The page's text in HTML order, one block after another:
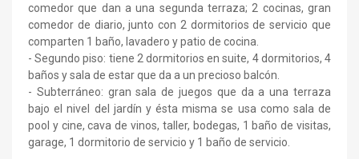
comedor que dan a una segunda terraza; 2 cocinas, gran
comedor de diario, junto con 2 dormitorios de servicio que
comparten 1 baño, lavadero y patio de cocina.
- Segundo piso: tiene 2 dormitorios en suite, 4 dormitorios, 4
baños y sala de estar que da a un precioso balcón.
- Subterráneo: gran sala de juegos que da a una terraza
bajo el nivel del jardín y ésta misma se usa como sala de
pool y cine, cava de vinos, taller, bodegas, 1 baño de visitas,
garage, 1 dormitorio de servicio y 1 baño de servicio.